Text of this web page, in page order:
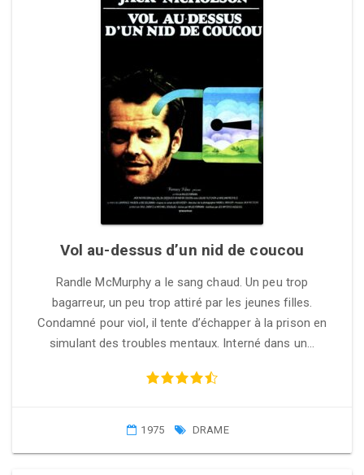
Vol au-dessus d’un nid de coucou
Randle McMurphy a le sang chaud. Un peu trop
bagarreur, un peu trop attiré par les jeunes filles.
Condamné pour viol, il tente d’échapper à la prison en
simulant des troubles mentaux. Interné dans un…
1975 DRAME